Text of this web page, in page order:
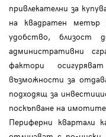
привлекателни за
на квадратен метър
удобство, близост
административни
фактори
възможности за
подходящ за
поскъпване на имотите.
Периферни квартали